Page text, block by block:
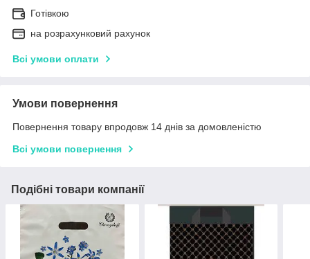
Готівкою
на розрахунковий рахунок
Всі умови оплати
Умови повернення
Повернення товару впродовж 14 днів за домовленістю
Всі умови повернення
Подібні товари компанії